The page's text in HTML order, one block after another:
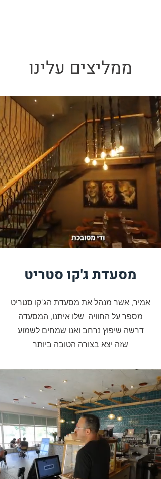
ממליצים עלינו
מסעדת ג'קו סטריט
אמיר, אשר מנהל את מסעדת הג'קו סטריט
מספר על החוויה שלו איתנו, המסעדה
דרשה שיפוץ נרחב ואנו שמחים לשמוע
שזה יצא בצורה הטובה ביותר